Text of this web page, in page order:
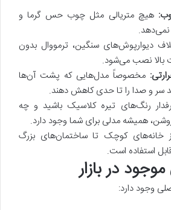
هیچ متریالی مثل چوب حس گرما و
دیوارپوش‌های سنگین، ترمووال بدون
بالا نصب می‌شود.
مخصوصاً مدل‌هایی که پشت آن‌ها
سر و صدا را تا حدی کاهش دهند.
رنگ‌های تیره کلاسیک باشید و چه
همیشه مدلی برای شما وجود دارد.
خانه‌های کوچک تا ساختمان‌های بزرگ
استفاده است.
در بازار
وجود دارد: